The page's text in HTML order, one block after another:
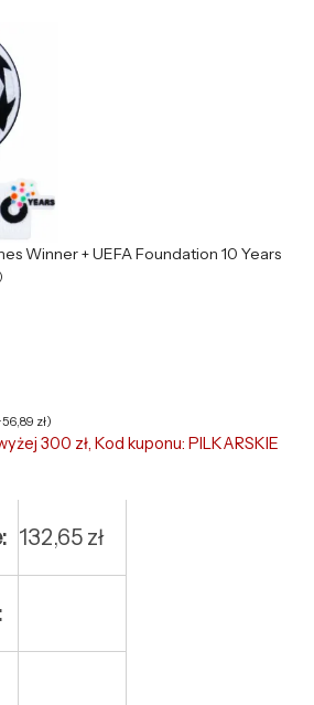
Winner + UEFA Foundation 10 Years
)
56,89 zł)
300 zł, Kod kuponu: PILKARSKIE
132,65 zł